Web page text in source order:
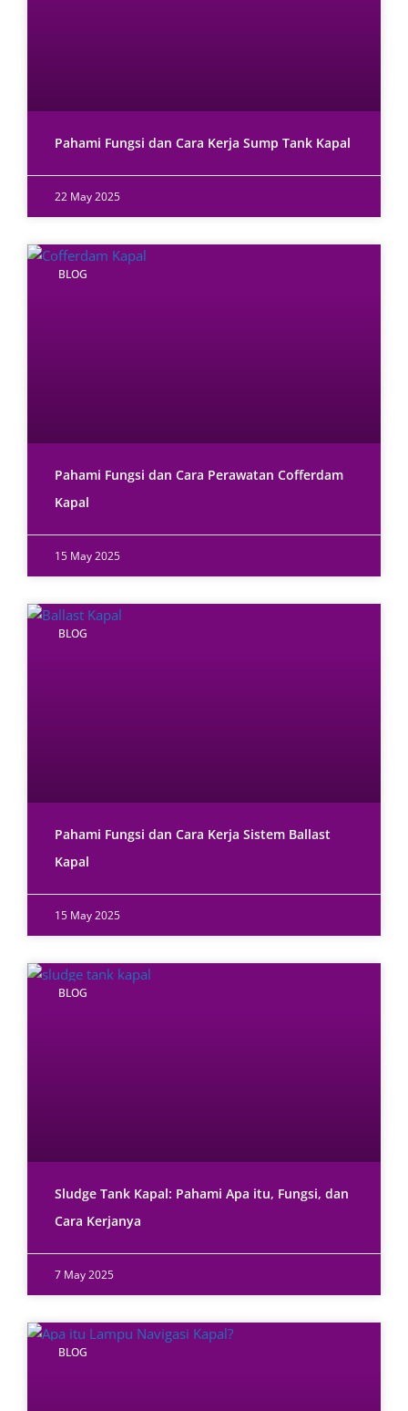
Pahami Fungsi dan Cara Kerja Sump Tank Kapal
22 May 2025
BLOG
Pahami Fungsi dan Cara Perawatan Cofferdam
Kapal
15 May 2025
BLOG
Pahami Fungsi dan Cara Kerja Sistem Ballast
Kapal
15 May 2025
BLOG
Sludge Tank Kapal: Pahami Apa itu, Fungsi, dan
Cara Kerjanya
7 May 2025
BLOG